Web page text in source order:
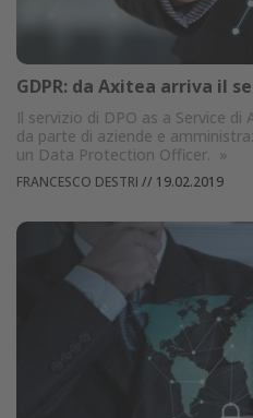
GDPR: da Axitea arriva il
Il servizio di DPO as a Service
da parte di aziende e
un Data Protection Officer. »
FRANCESCO DESTRI // 19.02.2019